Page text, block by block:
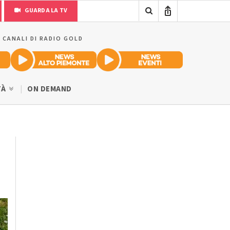
GUARDA LA TV
DI RADIO GOLD
ON DEMAND